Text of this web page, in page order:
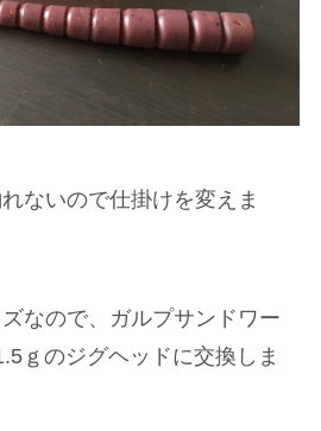
ないので仕掛けを変えま
なので、ガルプサンドワー
ｇのジグヘッドに交換しま